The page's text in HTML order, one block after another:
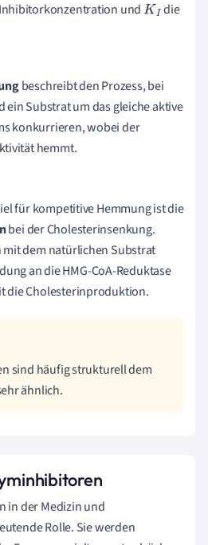
undKI die
beschreibt den Prozess, bei
Substrat um das gleiche aktive
konkurrieren, wobei der
hemmt.
für kompetitive Hemmung ist die
bei der Cholesterinsenkung.
dem natürlichen Substrat
an die HMG-CoA-Reduktase
die Cholesterinproduktion.
sind häufig strukturell dem
ähnlich.
in der Medizin und
Rolle. Sie werden